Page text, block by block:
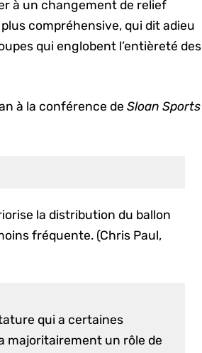
à un changement de relief
compréhensive, qui dit adieu
qui englobent l’entièreté des
à la conférence deSloan Sports
la distribution du ballon
fréquente. (Chris Paul,
qui a certaines
majoritairement un rôle de